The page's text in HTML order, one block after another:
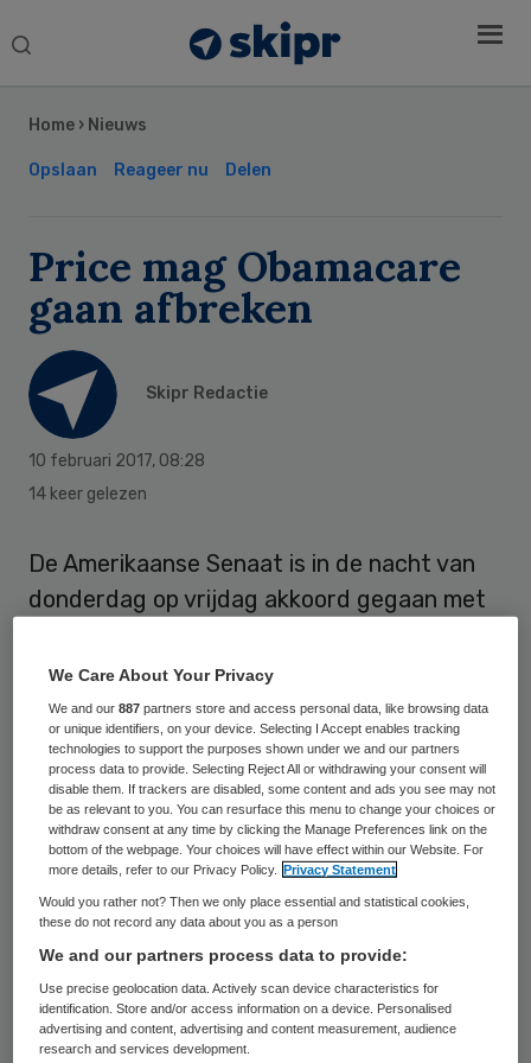
Search
Home › Nieuws
Opslaan Reageer nu Delen
Price mag Obamacare
gaan afbreken
Skipr Redactie
10 februari 2017, 08:28
14 keer gelezen
De Amerikaanse Senaat is in de nacht van
donderdag op vrijdag akkoord gegaan met
van Volksgezondheid. In die functie zal hij
het veelbesproken
zorgverzekeringssysteem Obamacare
ontmantelen, zoals president Donald Trump
in zijn campagne al beloofde.
De Republikein Price uit de staat Georgia
staat bekend als een fervent tegenstander
van Obamacare. Deze Affordable Care Act
(wet voor betaalbare zorg) biedt miljoenen
voorheen onverzekerde Amerikanen
dekking bij ziektekosten, maar is een doorn
Sidebar
We Care About Your Privacy
We and our887 partners store and access personal data, like browsing data
or unique identifiers, on your device. Selecting I Accept enables tracking
technologies to support the purposes shown under we and our partners
process data to provide. Selecting Reject All or withdrawing your consent will
disable them. If trackers are disabled, some content and ads you see may not
be as relevant to you. You can resurface this menu to change your choices or
withdraw consent at any time by clicking the Manage Preferences link on the
bottom of the webpage. Your choices will have effect within our Website. For
more details, refer to our Privacy Policy.
Privacy Statement
Would you rather not? Then we only place essential and statistical cookies,
these do not record any data about you as a person
We and our partners process data to provide:
Use precise geolocation data. Actively scan device characteristics for
identification. Store and/or access information on a device. Personalised
advertising and content, advertising and content measurement, audience
research and services development.